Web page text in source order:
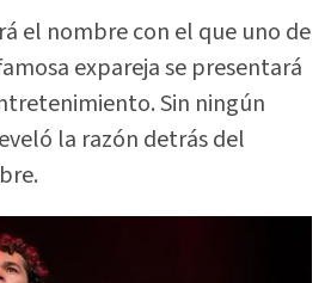
el nombre con el que uno de
expareja se presentará
Sin ningún
la razón detrás del